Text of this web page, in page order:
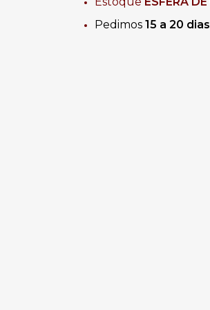
Pedimos 15 a 20 dias